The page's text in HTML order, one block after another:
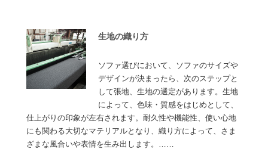
生地の織り方
ソファ選びにおいて、ソファのサイズや
デザインが決まったら、次のステップと
して張地、生地の選定があります。生地
によって、色味・質感をはじめとして、
仕上がりの印象が左右されます。耐久性や機能性、使い心地
にも関わる大切なマテリアルとなり、織り方によって、さま
ざまな風合いや表情を生み出します。……